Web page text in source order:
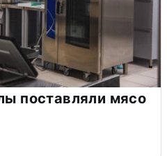
поставляли мясо